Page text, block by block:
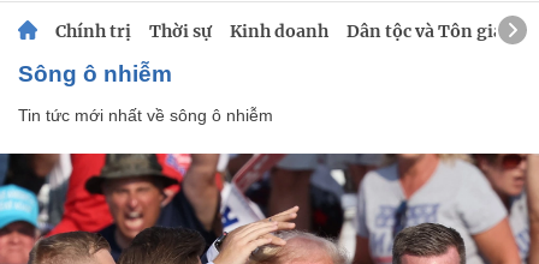
Chính trị Thời sự Kinh doanh Dân tộc và Tôn giáo
sông ô nhiễm
Tin tức mới nhất về sông ô nhiễm